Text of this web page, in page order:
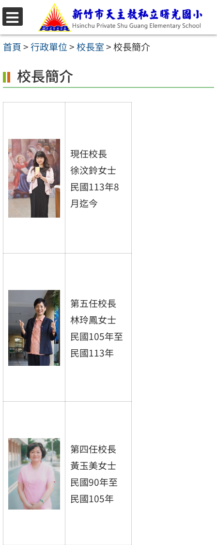
跳
至
主
內
容
區
選
單
首頁>行政單位>校長室>校長簡介
校長簡介
現任校長
徐汶鈴女士
民國113年8
月迄今
第五任校長
林玲鳳女士
民國105年至
民國113年
第四任校長
黃玉美女士
民國90年至
民國105年